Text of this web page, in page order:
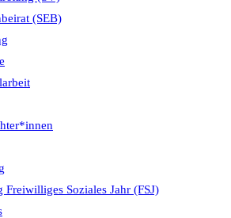
(SEB)
Freiwilliges Soziales Jahr (FSJ)